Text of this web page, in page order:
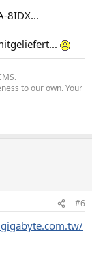
8IDX...
to our own. Your
#6